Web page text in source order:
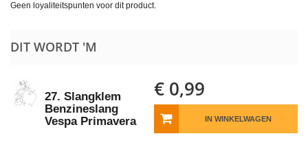
Geen loyaliteitspunten voor dit product.
DIT WORDT 'M
27. Slangklem
Benzineslang
Vespa Primavera
€ 0,99
IN WINKELWAGEN